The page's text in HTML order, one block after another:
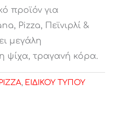
προϊόν για
Pizza, Πεϊνιρλί &
μεγάλη
ψίχα, τραγανή κόρα.
, ΕΙΔΙΚΟΥ ΤΥΠΟΥ